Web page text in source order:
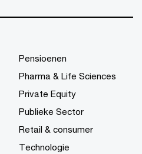
Pensioenen
Pharma & Life Sciences
Private Equity
Publieke Sector
Retail & consumer
Technologie